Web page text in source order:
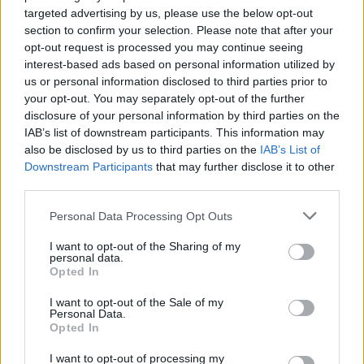
targeted advertising by us, please use the below opt-out
section to confirm your selection. Please note that after your
opt-out request is processed you may continue seeing
interest-based ads based on personal information utilized by
us or personal information disclosed to third parties prior to
your opt-out. You may separately opt-out of the further
disclosure of your personal information by third parties on the
IAB’s list of downstream participants. This information may
also be disclosed by us to third parties on the IAB’s List of
Downstream Participants that may further disclose it to other
Personal Data Processing Opt Outs
I want to opt-out of the Sharing of my
personal data.
Opted In
I want to opt-out of the Sale of my
Personal Data.
Opted In
I want to opt-out of processing my
„Getafe” – Valensijos „Levante” 0:1, La
Korunjos „Deportivo” – „Barcelona” 4:5,
„Malaga” – „Valladolid” 2:1, Madrido „Real” –
Vigo „Celta” 2:0, „Valencia” – Bilbao „Athletic”
3:2.
Pirmauja: 1. „Barcelona” – 22 (8), 2. Madrido
„Atletico” – 22 (8), 3. „Malaga” – 17 (8), 4.
Madrido „Real” – 14 (8).
Italijos čempionatas. 8-asis turas. „Genoa” –
„Roma” (T.Švedkauskas liko tarp atsarginių)
2:4, Veronos „Chievo” – „Fiorentina” 1:1, Milano